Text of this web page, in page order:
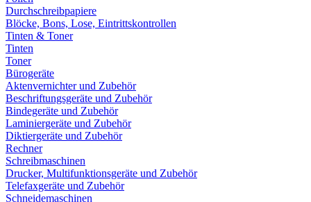
Durchschreibpapiere
Blöcke, Bons, Lose, Eintrittskontrollen
Tinten & Toner
Tinten
Toner
Bürogeräte
Aktenvernichter und Zubehör
Beschriftungsgeräte und Zubehör
Bindegeräte und Zubehör
Laminiergeräte und Zubehör
Diktiergeräte und Zubehör
Rechner
Schreibmaschinen
Drucker, Multifunktionsgeräte und Zubehör
Telefaxgeräte und Zubehör
Schneidemaschinen